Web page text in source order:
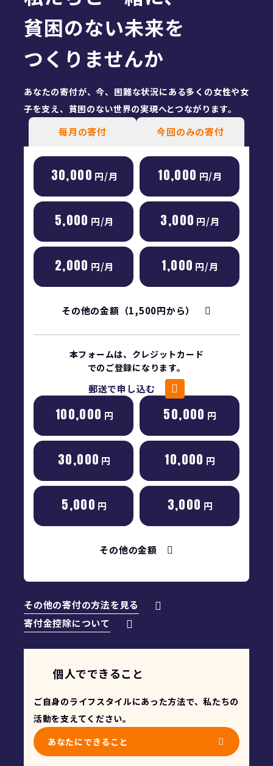
貧困のない未来を
つくりませんか
あなたの寄付が、今、困難な状況にある多くの女性や女
子を支え、貧困のない世界の実現へとつながります。
毎月の寄付 今回のみの寄付
30,000 円/月 10,000 円/月
5,000 円/月 3,000 円/月
2,000 円/月 1,000 円/月
その他の金額（1,500円から）
本フォームは、クレジットカード
でのご登録になります。
郵送で申し込む
100,000 円 50,000 円
30,000 円 10,000 円
5,000 円 3,000 円
その他の金額
その他の寄付の方法を見る
寄付金控除について
個人でできること
ご自身のライフスタイルにあった方法で、私たちの
活動を支えてください。
あなたにできること